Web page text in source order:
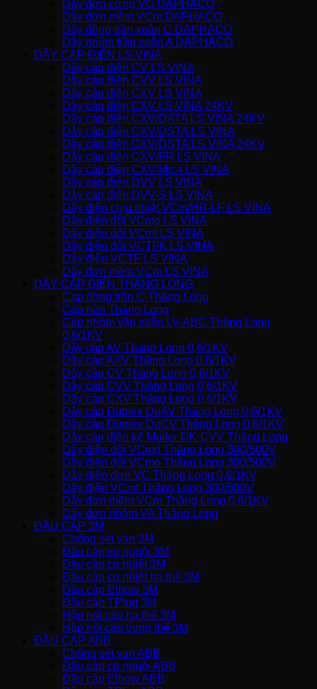
Dây đơn cứng VC DAPHACO
Dây đơn mềm VCm DAPHACO
Dây đồng trần xoắn C DAPHACO
Dây nhôm trần xoắn A DAPHACO
DÂY CÁP ĐIỆN LS VINA
Dây cáp điện CV LS VINA
Dây cáp điện CVV LS VINA
Dây cáp điện CXV LS VINA
Dây cáp điện CXV LS VINA 24KV
Dây cáp điện CXV/DATA LS VINA 24KV
Dây cáp điện CXV/DSTA LS VINA
Dây cáp điện CXV/DSTA LS VINA 24KV
Dây cáp điện CXV/FR LS VINA
Dây cáp điện CXV/Mica LS VINA
Dây cáp điện DVV LS VINA
Dây cáp điện DVV-S LS VINA
Dây điện chịu nhiệt VCm/HR-LF LS VINA
Dây điện đôi VCmo LS VINA
Dây điện đôi VCmt LS VINA
Dây điện đôi VCTFK LS VINA
Dây điện VCTF LS VINA
Dây đơn mềm VCm LS VINA
DÂY CÁP ĐIỆN THĂNG LONG
Cáp đồng trần C Thăng Long
Cáp hàn Thăng Long
Cáp nhôm vặn xoắn LV-ABC Thăng Long
0,6/1KV
Dây cáp AV Thăng Long 0,6/1KV
Dây cáp AXV Thăng Long 0,6/1KV
Dây cáp CV Thăng Long 0,6/1KV
Dây cáp CVV Thăng Long 0,6/1KV
Dây cáp CXV Thăng Long 0,6/1KV
Dây cáp Duplex DuAV Thăng Long 0,6/1KV
Dây cáp Duplex DuCV Thăng Long 0,6/1KV
Dây cáp điện kế Muller DK-CVV Thăng Long
Dây điện đôi VCmd Thăng Long 300/500V
Dây điện đôi VCmo Thăng Long 300/500V
Dây điện đơn VC Thăng Long 0,6/1KV
Dây điện VCmt Thăng Long 300/500V
Dây đơn mềm VCm Thăng Long 0,6/1KV
Dây đơn nhôm VA Thăng Long
ĐẦU CÁP 3M
Chống sét van 3M
Đầu cáp co nguội 3M
Đầu cáp co nhiệt 3M
Đầu cáp co nhiệt hạ thế 3M
Đầu cáp Elbow 3M
Đầu cáp TPlug 3M
Hộp nối cáp hạ thế 3M
Hộp nối cáp trung thế 3M
ĐẦU CÁP ABB
Chống sét van ABB
Đầu cáp co nguội ABB
Đầu cáp Elbow ABB